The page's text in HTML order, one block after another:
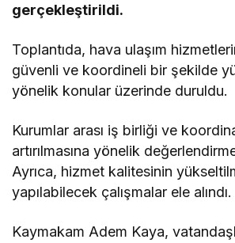
gerçekleştirildi.
Toplantıda, hava ulaşım
güvenli ve koordineli bir şekilde
yönelik konular üzerinde duruldu.
Kurumlar arası iş birliği ve
artırılmasına yönelik
Ayrıca, hizmet kalitesinin
yapılabilecek çalışmalar ele alındı.
Kaymakam Adem Kaya,